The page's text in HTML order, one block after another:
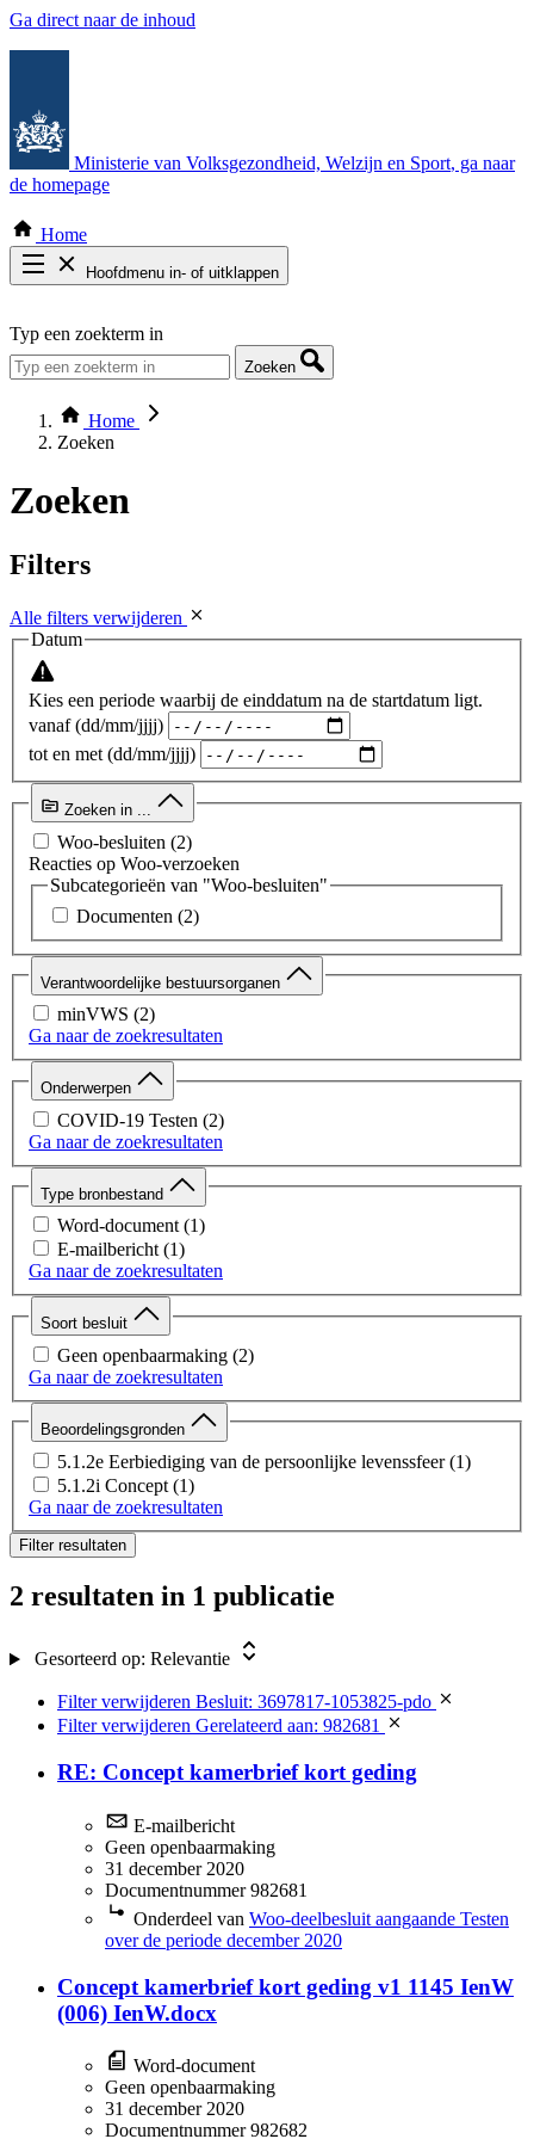
Ga direct naar de inhoud
Ministerie van Volksgezondheid, Welzijn en Sport, ga naar
de homepage
Home
Hoofdmenu in- of uitklappen
Thema COVID-19
Bekijk per bestuursorgaan
Typ een zoekterm in
Zoeken
Home
Zoeken
Zoeken
Filters
Alle filters verwijderen
Datum
Kies een periode waarbij de einddatum na de startdatum ligt.
vanaf (dd/mm/jjjj)
tot en met (dd/mm/jjjj)
Zoeken in ...
Woo-besluiten (2)
Reacties op Woo-verzoeken
Subcategorieën van "Woo-besluiten"
Documenten (2)
Verantwoordelijke bestuursorganen
minVWS (2)
Ga naar de zoekresultaten
Onderwerpen
COVID-19 Testen (2)
Ga naar de zoekresultaten
Type bronbestand
Word-document (1)
E-mailbericht (1)
Ga naar de zoekresultaten
Soort besluit
Geen openbaarmaking (2)
Ga naar de zoekresultaten
Beoordelingsgronden
5.1.2e Eerbiediging van de persoonlijke levenssfeer (1)
5.1.2i Concept (1)
Ga naar de zoekresultaten
Filter resultaten
2 resultaten in 1 publicatie
Gesorteerd op: Relevantie
Filter verwijderen Besluit: 3697817-1053825-pdo
Filter verwijderen Gerelateerd aan: 982681
RE: Concept kamerbrief kort geding
E-mailbericht
Geen openbaarmaking
31 december 2020
Documentnummer 982681
Onderdeel van Woo-deelbesluit aangaande Testen
over de periode december 2020
Concept kamerbrief kort geding v1 1145 IenW
(006) IenW.docx
Word-document
Geen openbaarmaking
31 december 2020
Documentnummer 982682